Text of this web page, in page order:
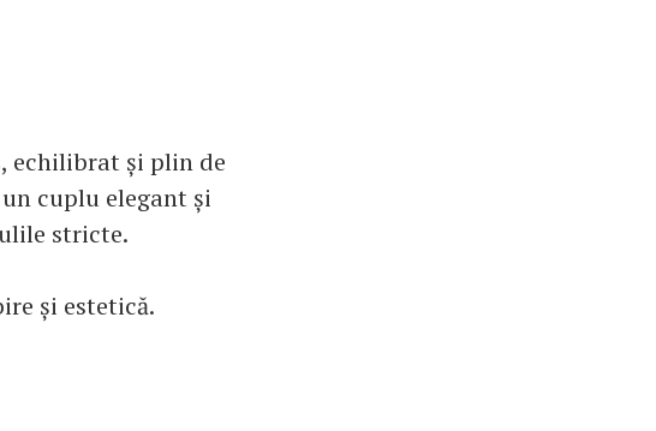
echilibrat și plin de
cuplu elegant și
stricte.
și estetică.